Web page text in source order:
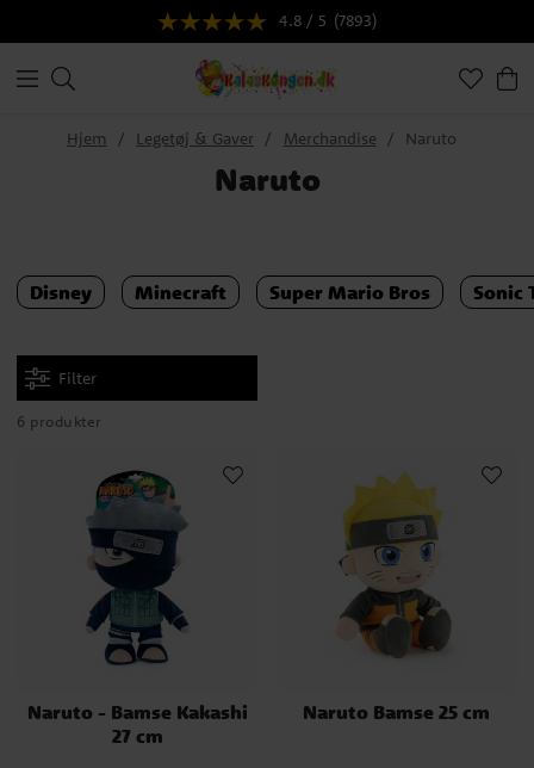
4.8 / 5 (7893)
Hjem Legetøj & Gaver Merchandise Naruto
Naruto
Disney Minecraft Super Mario Bros Sonic
Filter
6 produkter
Naruto - Bamse Kakashi
27 cm
Naruto Bamse 25 cm